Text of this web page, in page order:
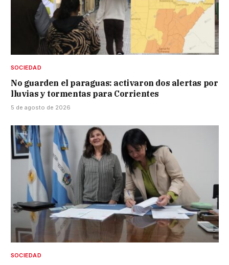
SOCIEDAD
No guarden el paraguas: activaron dos alertas por
lluvias y tormentas para Corrientes
5 de agosto de 2026
SOCIEDAD